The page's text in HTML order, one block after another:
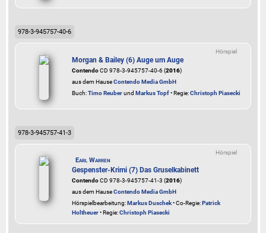
978-3-945757-40-6
Hörspiel
Morgan & Bailey (6) Auge um Auge
ContendoCD 978-3-945757-40-6 (2016)
aus dem HauseContendo Media GmbH
Buch:Timo Reuberund Markus Topf• Regie:Christoph Piasecki
978-3-945757-41-3
Hörspiel
Earl Warren
Gespenster-Krimi (7) Das Gruselkabinett
ContendoCD 978-3-945757-41-3 (2016)
aus dem HauseContendo Media GmbH
Hörspielbearbeitung:Markus Duschek• Co-Regie:Patrick
Holtheuer• Regie:Christoph Piasecki